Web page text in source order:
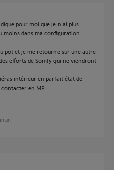
pour moi que je n'ai plus
moins dans ma configuration
pot et je me retourne sur une autre
efforts de Somfy qui ne viendront
intérieur en parfait état de
en MP.
an